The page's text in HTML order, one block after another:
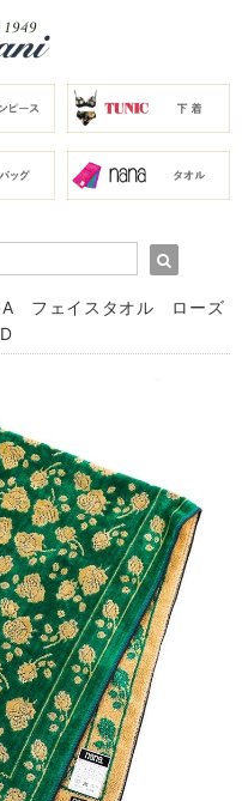
フェイスタオル ローズ